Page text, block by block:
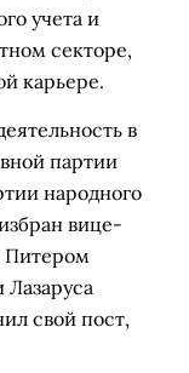
учета и
секторе,
карьере.
в
партии
народного
вице-
Питером
свой пост,